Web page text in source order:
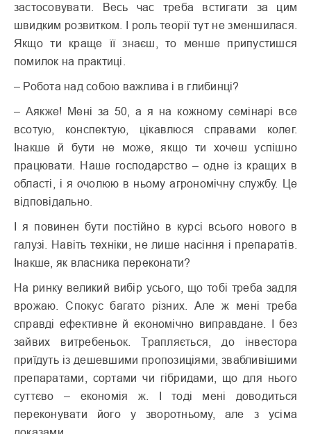
застосовувати. Весь час треба встигати за цим
швидким розвитком. І роль теорії тут не зменшилася.
Якщо ти краще її знаєш, то менше припустишся
помилок на практиці.
– Робота над собою важлива і в глибинці?
– Аякже! Мені за 50, а я на кожному семінарі все
всотую, конспектую, цікавлюся справами колег.
Інакше й бути не може, якщо ти хочеш успішно
працювати. Наше господарство – одне із кращих в
області, і я очолюю в ньому агрономічну службу. Це
відповідально.
І я повинен бути постійно в курсі всього нового в
галузі. Навіть техніки, не лише насіння і препаратів.
Інакше, як власника переконати?
На ринку великий вибір усього, що тобі треба задля
врожаю. Спокус багато різних. Але ж мені треба
справді ефективне й економічно виправдане. І без
зайвих витребеньок. Трапляється, до інвестора
приїдуть із дешевшими пропозиціями, звабливішими
препаратами, сортами чи гібридами, що для нього
суттєво – економія ж. І тоді мені доводиться
переконувати його у зворотньому, але з усіма